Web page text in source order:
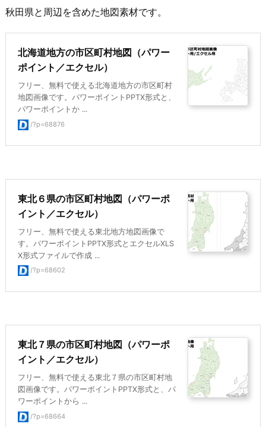
秋田県と周辺を含めた地図素材です。
北海道地方の市区町村地図（パワー
ポイント／エクセル）
フリー、無料で使える北海道地方の市区町村
地図画像です。パワーポイントPPTX形式と、
パワーポイントか ...
/?p=68876
東北６県の市区町村地図（パワーポ
イント／エクセル）
フリー、無料で使える東北地方地図画像で
す。パワーポイントPPTX形式とエクセルXLS
X形式ファイルで作成 ...
/?p=68602
東北７県の市区町村地図（パワーポ
イント／エクセル）
フリー、無料で使える東北７県の市区町村地
図画像です。パワーポイントPPTX形式と、パ
ワーポイントから ...
/?p=68664